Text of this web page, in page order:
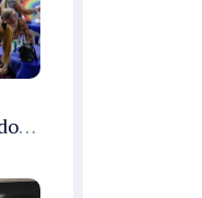
Bolerão da Saudade reúne idosos em Dia dos Pais promovido pela Fundação Dr. Thomas em Manaus